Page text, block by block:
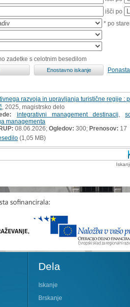
išči po
* po
zadetke s celotnim besedilom
razvoja in upravljanja turistične regije :
, 2025, magistrsko delo
integrativni management destinacij ,
managementa
08.06.2026; Ogledov: 300; Prenosov: 17
(1,05 MB)
Dela
Iskanje
Brskanje